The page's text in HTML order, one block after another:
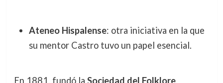
Ateneo Hispalense: otra iniciativa en la que
su mentor Castro tuvo un papel esencial.
En 1881, fundó la Sociedad del Folklore